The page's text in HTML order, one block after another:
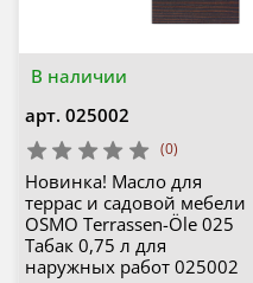
В наличии
арт. 025002
(0)
Новинка! Масло для
террас и садовой мебели
OSMO Terrassen-Öle 025
Табак 0,75 л для
наружных работ 025002